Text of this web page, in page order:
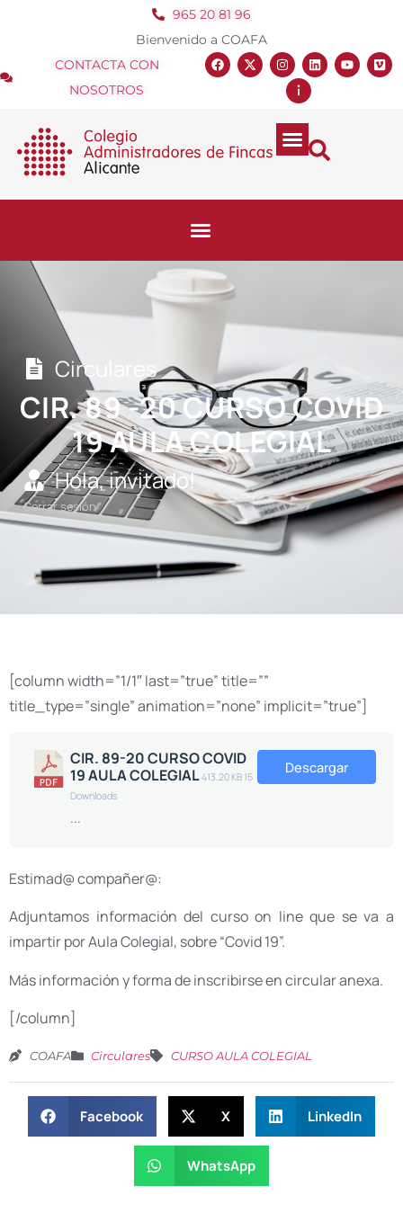
965 20 81 96
Bienvenido a COAFA
CONTACTA CON
NOSOTROS
Circulares
CIR. 89 -20 CURSO COVID
19 AULA COLEGIAL
Hola, invitado!
Cerrar sesión
[column width=”1/1″ last=”true” title=””
title_type=”single” animation=”none” implicit=”true”]
CIR. 89-20 CURSO COVID
19 AULA COLEGIAL 413.20 KB15
Downloads
...
Descargar
Estimad@ compañer@:
Adjuntamos información del curso on line que se va a
impartir por Aula Colegial, sobre “Covid 19”.
Más información y forma de inscribirse en circular anexa.
[/column]
COAFA Circulares CURSO AULA COLEGIAL
Facebook X LinkedIn
WhatsApp